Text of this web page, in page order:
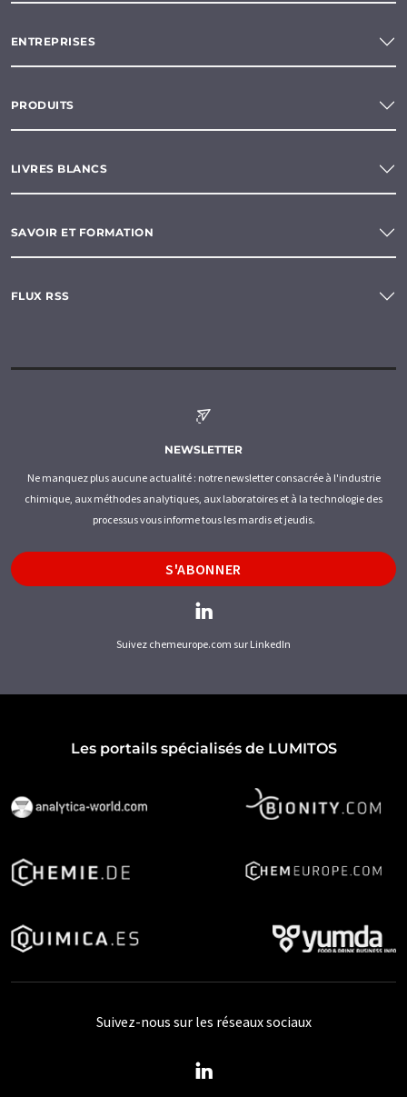
ENTREPRISES
PRODUITS
LIVRES BLANCS
SAVOIR ET FORMATION
FLUX RSS
NEWSLETTER
Ne manquez plus aucune actualité : notre newsletter consacrée à l'industrie
chimique, aux méthodes analytiques, aux laboratoires et à la technologie des
processus vous informe tous les mardis et jeudis.
S'ABONNER
Suivez chemeurope.com sur LinkedIn
Les portails spécialisés de LUMITOS
Suivez-nous sur les réseaux sociaux